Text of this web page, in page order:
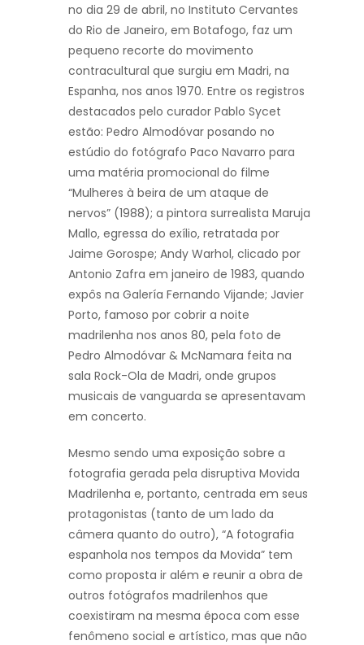
no dia 29 de abril, no Instituto Cervantes
do Rio de Janeiro, em Botafogo, faz um
pequeno recorte do movimento
contracultural que surgiu em Madri, na
Espanha, nos anos 1970. Entre os registros
destacados pelo curador Pablo Sycet
estão: Pedro Almodóvar posando no
estúdio do fotógrafo Paco Navarro para
uma matéria promocional do filme
“Mulheres à beira de um ataque de
nervos” (1988); a pintora surrealista Maruja
Mallo, egressa do exílio, retratada por
Jaime Gorospe; Andy Warhol, clicado por
Antonio Zafra em janeiro de 1983, quando
expôs na Galería Fernando Vijande; Javier
Porto, famoso por cobrir a noite
madrilenha nos anos 80, pela foto de
Pedro Almodóvar & McNamara feita na
sala Rock-Ola de Madri, onde grupos
musicais de vanguarda se apresentavam
em concerto.
Mesmo sendo uma exposição sobre a
fotografia gerada pela disruptiva Movida
Madrilenha e, portanto, centrada em seus
protagonistas (tanto de um lado da
câmera quanto do outro), “A fotografia
espanhola nos tempos da Movida” tem
como proposta ir além e reunir a obra de
outros fotógrafos madrilenhos que
coexistiram na mesma época com esse
fenômeno social e artístico, mas que não